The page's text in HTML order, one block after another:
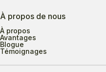
À propos de nous
À propos
Avantages
Blogue
Témoignages